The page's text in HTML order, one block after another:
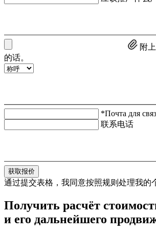
附
的话。
*Почта для
联系电话
获取报价
通过提交表格，我同意按照规则处理我的
Получить расчёт
и его дальнейшего